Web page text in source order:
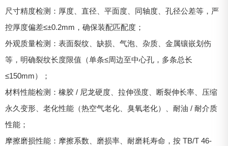
尺寸精度检测：厚度、直径、平面度、同轴度、孔径公差等，严
控厚度偏差≤±0.2mm，确保装配匹配度；
外观质量检测：表面裂纹、缺损、气泡、杂质、金属镶嵌划伤
等，明确裂纹长度限值（单条≤周边至中心孔，多条总长
≤150mm）；
材料性能检测：橡胶 / 尼龙硬度、拉伸强度、断裂伸长率、压缩
永久变形、老化性能（热空气老化、臭氧老化）、耐油 / 耐介质
性能；
摩擦磨损性能：摩擦系数、磨损率、耐磨耗寿命，按 TB/T 46-